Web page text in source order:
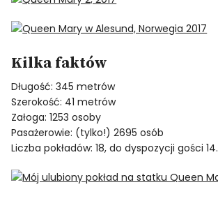
Kilka faktów
Długość: 345 metrów
Szerokość: 41 metrów
Załoga: 1253 osoby
Pasażerowie: (tylko!) 2695 osób
Liczba pokładów: 18, do dyspozycji gości 14.